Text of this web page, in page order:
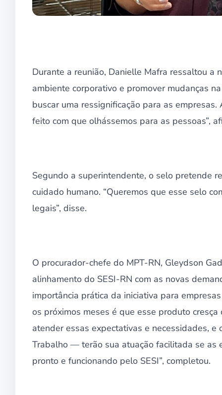
Durante a reunião, Danielle Mafra ressaltou a
ambiente corporativo e promover mudanças
buscar uma ressignificação para as
feito com que olhássemos para as pessoas”,
Segundo a superintendente, o selo pretende
cuidado humano. “Queremos que esse selo
legais”, disse.
O procurador-chefe do MPT-RN, Gleydson
alinhamento do SESI-RN com as novas
importância prática da iniciativa para
os próximos meses é que esse produto
atender essas expectativas e necessidades,
Trabalho — terão sua atuação facilitada se as
pronto e funcionando pelo SESI”, completou.